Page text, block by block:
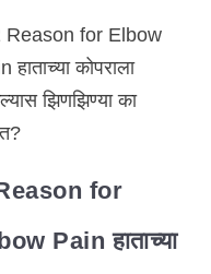
for
Pain हाताच्या